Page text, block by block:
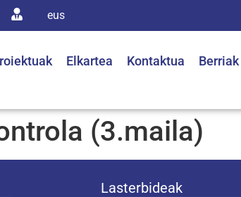
eus
Elkartea Kontaktua Berriak
(3.maila)
Lasterbideak